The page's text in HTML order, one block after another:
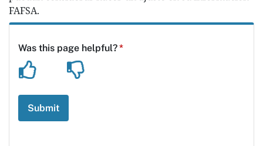
FAFSA.